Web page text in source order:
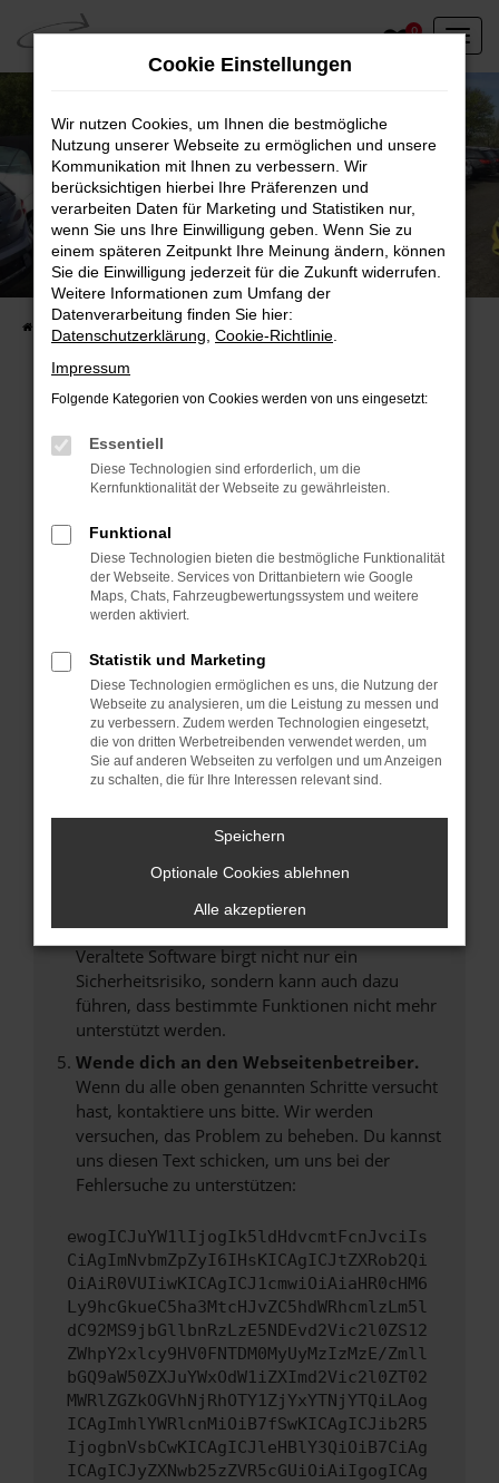
Zum
Hauptinhalt
springen
0
Unser Fahrzeugbestand vor Ort
Entdecken Sie unsere sofort verfügbaren
Fahrzeugangebote
Fehler: Network Error
Beim Laden ist ein Fehler aufgetreten.
Hier sind ein paar Tipps, die dir helfen können:
Überprüfe deine Firewall und deine
Internetverbindung.
Laden andere Webseiten, zum Beispiel deine
Suchmaschine?
Manche Erweiterungen, wie Werbeblocker,
können das Laden bestimmter Seiten
verhindern. Funktioniert die Seite in einem
anderen Browser oder in einem privaten
Fenster?
Das kann manchmal helfen, vorübergehende
Probleme zu beheben.
Stelle sicher, dass dein Browser und dein
Betriebssystem auf dem neuesten Stand
sind.
Veraltete Software birgt nicht nur ein
Sicherheitsrisiko, sondern kann auch dazu
führen, dass bestimmte Funktionen nicht mehr
unterstützt werden.
Wende dich an den Webseitenbetreiber.
Wenn du alle oben genannten Schritte versucht
hast, kontaktiere uns bitte. Wir werden
versuchen, das Problem zu beheben. Du kannst
uns diesen Text schicken, um uns bei der
Fehlersuche zu unterstützen:
ewogICJuYW1lIjogIk5ldHdvcmtFcnJvciIs
CiAgImNvbmZpZyI6IHsKICAgICJtZXRob2Qi
OiAiR0VUIiwKICAgICJ1cmwiOiAiaHR0cHM6
Ly9hcGkueC5ha3MtcHJvZC5hdWRhcmlzLm5l
dC92MS9jbGllbnRzLzE5NDEvd2Vic2l0ZS12
ZWhpY2xlcy9HV0FNTDM0MyUyMzIzMzE/Zmll
bGQ9aW50ZXJuYWxOdW1iZXImd2Vic2l0ZT02
MWRlZGZkOGVhNjRhOTY1ZjYxYTNjYTQiLAog
ICAgImhlYWRlcnMiOiB7fSwKICAgICJib2R5
IjogbnVsbCwKICAgICJleHBlY3QiOiB7CiAg
ICAgICJyZXNwb25zZVR5cGUiOiAiIgogICAg
Cookie Einstellungen
Wir nutzen Cookies, um Ihnen die bestmögliche
Nutzung unserer Webseite zu ermöglichen und unsere
Kommunikation mit Ihnen zu verbessern. Wir
berücksichtigen hierbei Ihre Präferenzen und
verarbeiten Daten für Marketing und Statistiken nur,
wenn Sie uns Ihre Einwilligung geben. Wenn Sie zu
einem späteren Zeitpunkt Ihre Meinung ändern, können
Sie die Einwilligung jederzeit für die Zukunft widerrufen.
Weitere Informationen zum Umfang der
Datenverarbeitung finden Sie hier:
Datenschutzerklärung Cookie-Richtlinie
Impressum
Folgende Kategorien von Cookies werden von uns eingesetzt:
Essentiell
Diese Technologien sind erforderlich, um die
Kernfunktionalität der Webseite zu gewährleisten.
Funktional
Diese Technologien bieten die bestmögliche Funktionalität
der Webseite. Services von Drittanbietern wie Google
Maps, Chats, Fahrzeugbewertungssystem und weitere
werden aktiviert.
Statistik und Marketing
Diese Technologien ermöglichen es uns, die Nutzung der
Webseite zu analysieren, um die Leistung zu messen und
zu verbessern. Zudem werden Technologien eingesetzt,
die von dritten Werbetreibenden verwendet werden, um
Sie auf anderen Webseiten zu verfolgen und um Anzeigen
zu schalten, die für Ihre Interessen relevant sind.
Speichern
Optionale Cookies ablehnen
Alle akzeptieren